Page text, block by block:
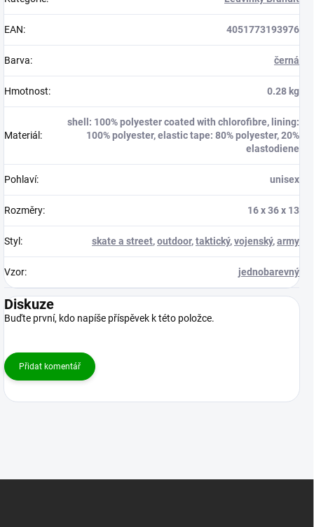
EAN: 4051773193976
Barva: černá
Hmotnost: 0.28 kg
Materiál :
shell: 100% polyester coated with chlorofibre, lining:
100% polyester, elastic tape: 80% polyester, 20%
elastodiene
Pohlaví: unisex
Rozměry: 16 x 36 x 13
Styl : skate a street,outdoor,taktický,vojenský,army
Vzor: jednobarevný
Diskuze
Buďte první, kdo napíše příspěvek k této položce.
Přidat komentář